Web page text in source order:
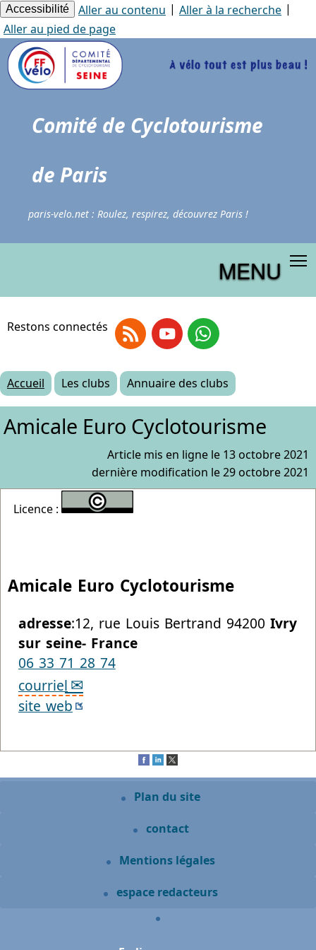
Accessibilité Aller au contenu | Aller à la recherche |
Aller au pied de page
Comité de Cyclotourisme
de Paris
paris-velo.net : Roulez, respirez, découvrez Paris !
MENU
Restons connectés
Panneau de gestion des cookies
Accueil Les clubs Annuaire des clubs
Amicale Euro Cyclotourisme
Article mis en ligne le 13 octobre 2021
dernière modification le 29 octobre 2021
Licence :
Amicale Euro Cyclotourisme
adresse:12, rue Louis Bertrand 94200 Ivry
sur seine- France
06 33 71 28 74
courriel
site web
Plan du site
contact
Mentions légales
espace redacteurs